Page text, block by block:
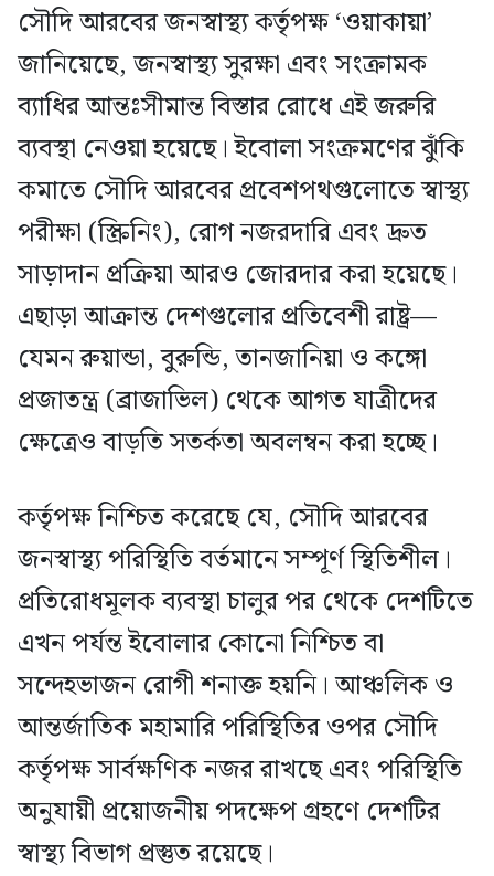
সৌদি আরবের জনস্বাস্থ্য কর্তৃপক্ষ ‘ওয়াকায়া’
জানিয়েছে, জনস্বাস্থ্য সুরক্ষা এবং সংক্রামক
ব্যাধির আন্তঃসীমান্ত বিস্তার রোধে এই জরুরি
ব্যবস্থা নেওয়া হয়েছে। ইবোলা সংক্রমণের ঝুঁকি
কমাতে সৌদি আরবের প্রবেশপথগুলোতে স্বাস্থ্য
পরীক্ষা (স্ক্রিনিং), রোগ নজরদারি এবং দ্রুত
সাড়াদান প্রক্রিয়া আরও জোরদার করা হয়েছে।
এছাড়া আক্রান্ত দেশগুলোর প্রতিবেশী রাষ্ট্র—
যেমন রুয়ান্ডা, বুরুন্ডি, তানজানিয়া ও কঙ্গো
প্রজাতন্ত্র (ব্রাজাভিল) থেকে আগত যাত্রীদের
ক্ষেত্রেও বাড়তি সতর্কতা অবলম্বন করা হচ্ছে।
কর্তৃপক্ষ নিশ্চিত করেছে যে, সৌদি আরবের
জনস্বাস্থ্য পরিস্থিতি বর্তমানে সম্পূর্ণ স্থিতিশীল।
প্রতিরোধমূলক ব্যবস্থা চালুর পর থেকে দেশটিতে
এখন পর্যন্ত ইবোলার কোনো নিশ্চিত বা
সন্দেহভাজন রোগী শনাক্ত হয়নি। আঞ্চলিক ও
আন্তর্জাতিক মহামারি পরিস্থিতির ওপর সৌদি
কর্তৃপক্ষ সার্বক্ষণিক নজর রাখছে এবং পরিস্থিতি
অনুযায়ী প্রয়োজনীয় পদক্ষেপ গ্রহণে দেশটির
স্বাস্থ্য বিভাগ প্রস্তুত রয়েছে।